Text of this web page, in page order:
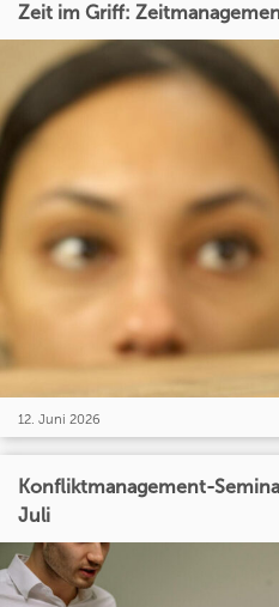
Zeit im Griff:
12. Juni 2026
Konfliktmanagement-
Juli